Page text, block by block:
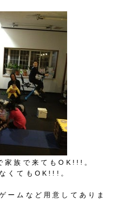
家族で来てもOK!!!。
くてもOK!!!。
ームなど用意してありま